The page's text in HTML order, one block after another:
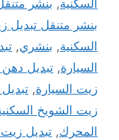
السكنية, بنشر
بنشر متنقل تبديل
السكنية, بنشري,
السيارة, تبديل دهن
زيت السيارة,
زيت الشويخ
المحرك, تبديل